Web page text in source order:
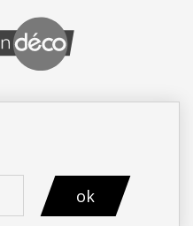
ok